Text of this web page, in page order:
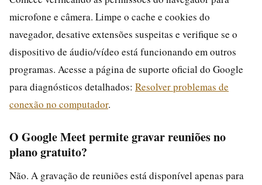
microfone e câmera. Limpe o cache e cookies do
navegador, desative extensões suspeitas e verifique se o
dispositivo de áudio/vídeo está funcionando em outros
programas. Acesse a página de suporte oficial do Google
para diagnósticos detalhados: Resolver problemas de
conexão no computador.
O Google Meet permite gravar reuniões no
plano gratuito?
Não. A gravação de reuniões está disponível apenas para